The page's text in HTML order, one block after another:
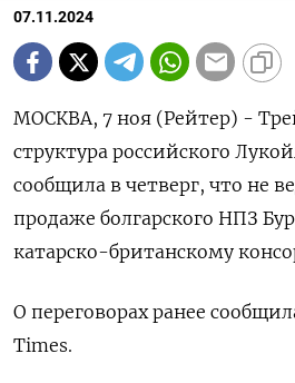
07.11.2024
МОСКВА, 7 ноя (Рейтер) -
структура российского
сообщила в четверг, что не
продаже болгарского НПЗ
катарско-британскому
О переговорах ранее
Times.